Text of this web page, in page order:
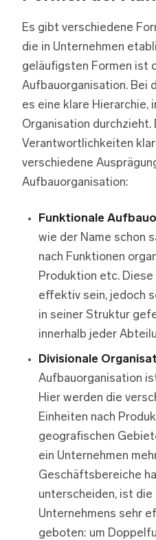
Es gibt verschiedene
die in Unternehmen
geläufigsten Formen ist
Aufbauorganisation. Bei
es eine klare Hierarchie,
Organisation durchzieht.
Verantwortlichkeiten
verschiedene
Aufbauorganisation:
Funktionale
wie der Name schon
nach Funktionen
Produktion etc.
effektiv sein, jedoch
in seiner Struktur
innerhalb jeder
Divisionale
Aufbauorganisation
Hier werden die
Einheiten nach
geografischen
ein Unternehmen
Geschäftsbereiche
unterscheiden, ist
Unternehmens sehr
geboten: um